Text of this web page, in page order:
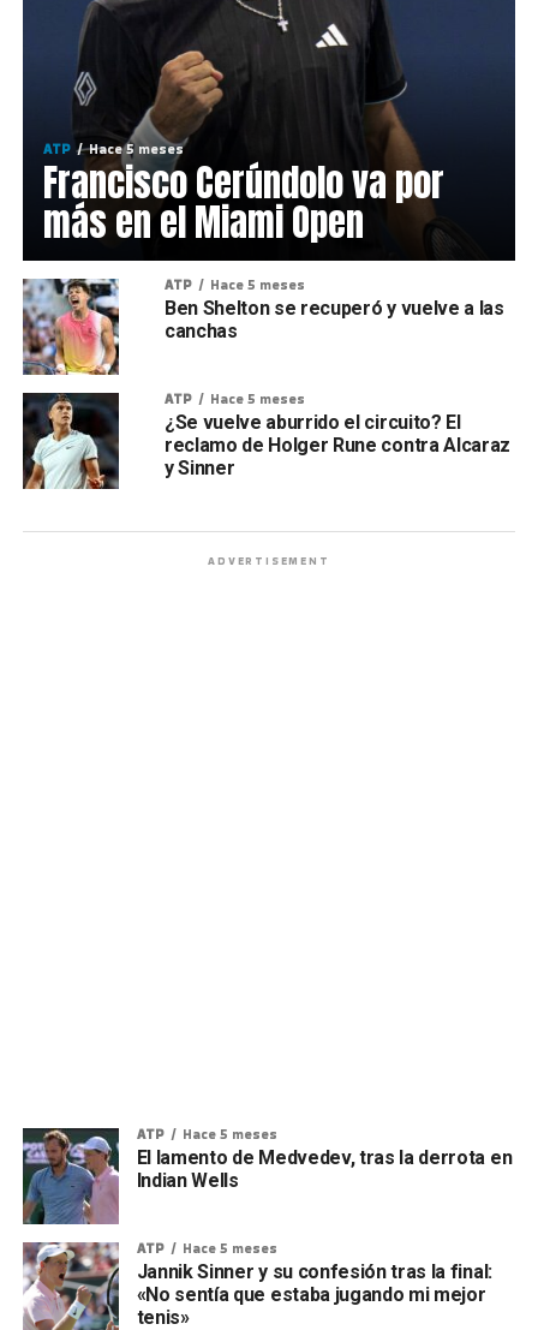
ATP Hace 5 meses
Francisco Cerúndolo va por
más en el Miami Open
ATP Hace 5 meses
Ben Shelton se recuperó y vuelve a las
canchas
ATP Hace 5 meses
¿Se vuelve aburrido el circuito? El
reclamo de Holger Rune contra Alcaraz
y Sinner
ADVERTISEMENT
ATP Hace 5 meses
El lamento de Medvedev, tras la derrota en
Indian Wells
ATP Hace 5 meses
Jannik Sinner y su confesión tras la final:
«No sentía que estaba jugando mi mejor
tenis»